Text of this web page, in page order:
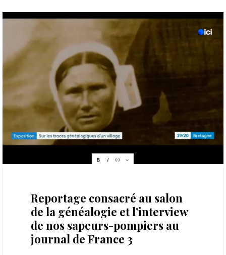
Reportage consacré au salon
de la généalogie et l’interview
de nos sapeurs-pompiers au
journal de France 3